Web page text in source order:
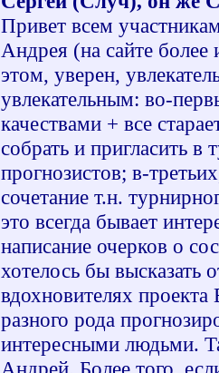
Привет всем
Андрея (на сайте более
этом, уверен,
увлекательным: во-
качествами + все
собрать и пригласить
прогнозистов; в-
сочетание т.н.
это всегда бывает
написание очерков о
хотелось бы высказать
вдохновителях
разного рода
интересными людьми.